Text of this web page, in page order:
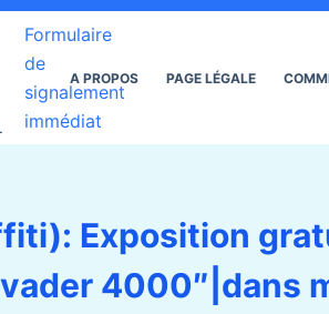
Formulaire
de
signalement
immédiat
A PROPOS PAGE LÉGALE
Exposition
4000″|dans